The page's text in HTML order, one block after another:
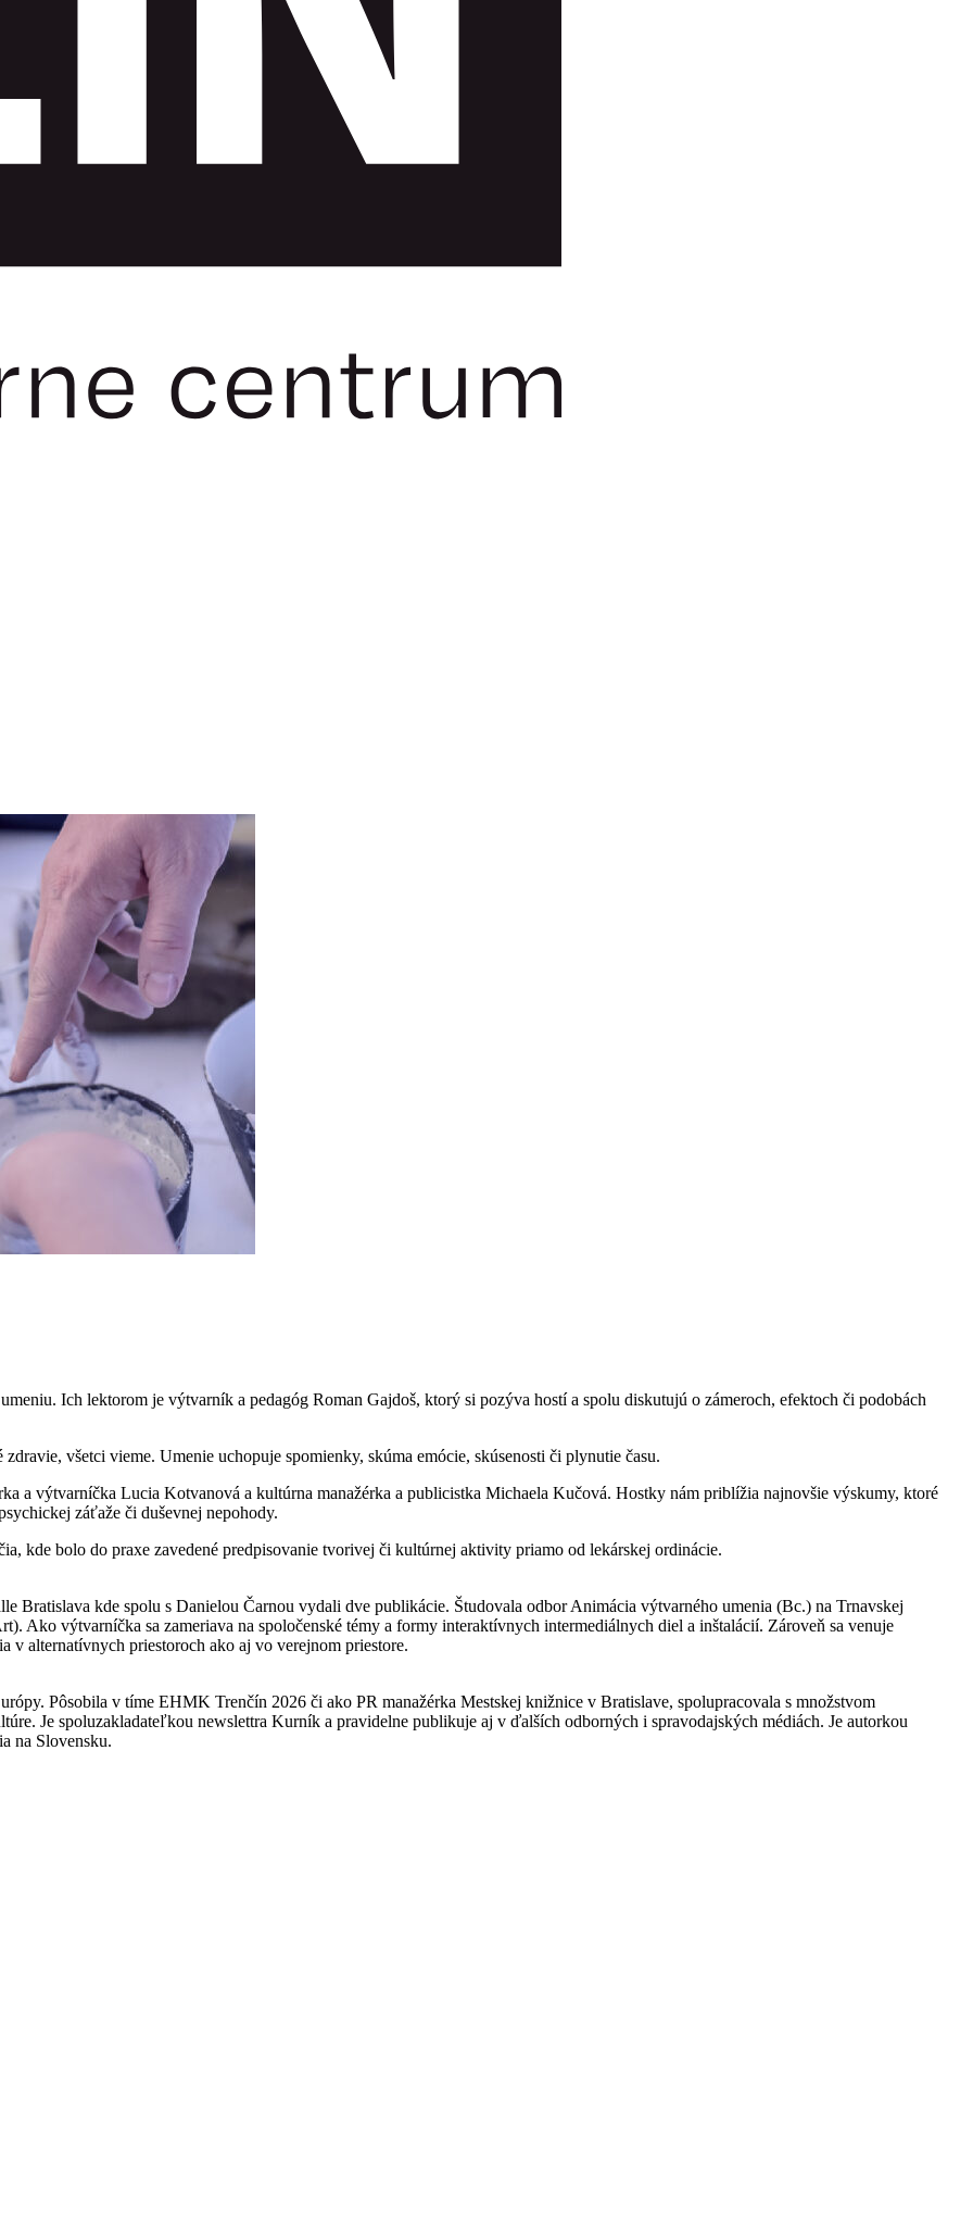
Ich lektorom je výtvarník a pedagóg Roman Gajdoš, ktorý si pozýva hostí a spolu diskutujú o zámeroch, efektoch či podobách
všetci vieme. Umenie uchopuje spomienky, skúma emócie, skúsenosti či plynutie času.
a výtvarníčka Lucia Kotvanová a kultúrna manažérka a publicistka Michaela Kučová. Hostky nám priblížia najnovšie výskumy, ktoré
záťaže či duševnej nepohody.
kde bolo do praxe zavedené predpisovanie tvorivej či kultúrnej aktivity priamo od lekárskej ordinácie.
Bratislava kde spolu s Danielou Čarnou vydali dve publikácie. Študovala odbor Animácia výtvarného umenia (Bc.) na Trnavskej
Ako výtvarníčka sa zameriava na spoločenské témy a formy interaktívnych intermediálnych diel a inštalácií. Zároveň sa venuje
v alternatívnych priestoroch ako aj vo verejnom priestore.
Pôsobila v tíme EHMK Trenčín 2026 či ako PR manažérka Mestskej knižnice v Bratislave, spolupracovala s množstvom
Je spoluzakladateľkou newslettra Kurník a pravidelne publikuje aj v ďalších odborných i spravodajských médiách. Je autorkou
na Slovensku.